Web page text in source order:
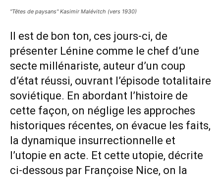
"Têtes de paysans" Kasimir Malévitch (vers 1930)
Il est de bon ton, ces jours-ci, de
présenter Lénine comme le chef d’une
secte millénariste, auteur d’un coup
d’état réussi, ouvrant l’épisode totalitaire
soviétique. En abordant l’histoire de
cette façon, on néglige les approches
historiques récentes, on évacue les faits,
la dynamique insurrectionnelle et
l’utopie en acte. Et cette utopie, décrite
ci-dessous par Françoise Nice, on la